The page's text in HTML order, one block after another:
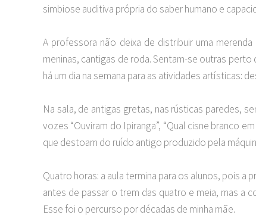
simbiose auditiva própria do saber humano e
A professora não deixa de distribuir uma
meninas, cantigas de roda. Sentam-se outras
há um dia na semana para as atividades artísticas:
Na sala, de antigas gretas, nas rústicas paredes,
vozes “Ouviram do Ipiranga”, “Qual cisne branco
que destoam do ruído antigo produzido pela
Quatro horas: a aula termina para os alunos, pois
antes de passar o trem das quatro e meia, mas a
Esse foi o percurso por décadas de minha mãe.